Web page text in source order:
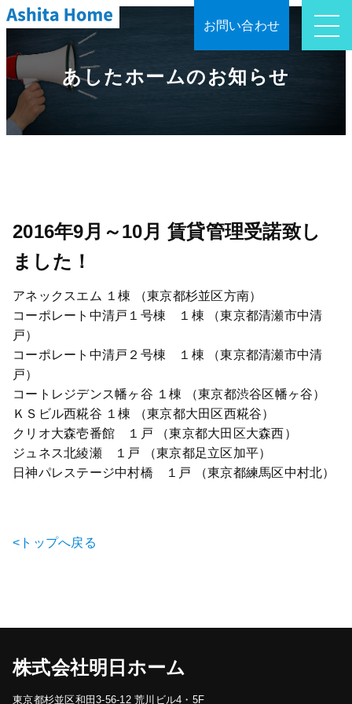
お問い合わせ
あしたホームのお知らせ
2016年9月～10月 賃貸管理受諾致し
ました！
アネックスエム １棟 （東京都杉並区方南）
コーポレート中清戸１号棟 １棟 （東京都清瀬市中清
戸）
コーポレート中清戸２号棟 １棟 （東京都清瀬市中清
戸）
コートレジデンス幡ヶ谷 １棟 （東京都渋谷区幡ヶ谷）
ＫＳビル西糀谷 １棟 （東京都大田区西糀谷）
クリオ大森壱番館 １戸 （東京都大田区大森西）
ジュネス北綾瀬 １戸 （東京都足立区加平）
日神パレステージ中村橋 １戸 （東京都練馬区中村北）
<トップへ戻る
株式会社明日ホーム
東京都杉並区和田3-56-12 荒川ビル4・5F